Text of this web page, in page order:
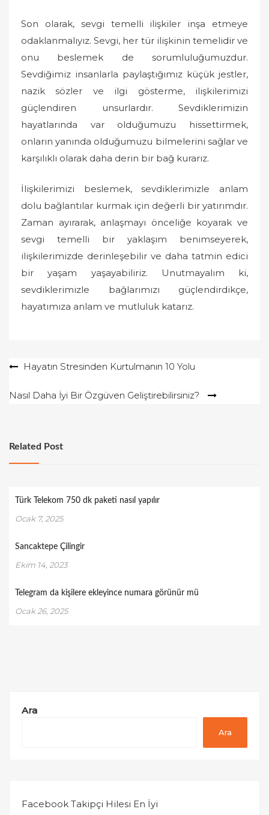
Son olarak, sevgi temelli ilişkiler inşa etmeye
odaklanmalıyız. Sevgi, her tür ilişkinin temelidir ve
onu beslemek de sorumluluğumuzdur.
Sevdiğimiz insanlarla paylaştığımız küçük jestler,
nazik sözler ve ilgi gösterme, ilişkilerimizi
güçlendiren unsurlardır. Sevdiklerimizin
hayatlarında var olduğumuzu hissettirmek,
onların yanında olduğumuzu bilmelerini sağlar ve
karşılıklı olarak daha derin bir bağ kurarız.
İlişkilerimizi beslemek, sevdiklerimizle anlam
dolu bağlantılar kurmak için değerli bir yatırımdır.
Zaman ayırarak, anlaşmayı önceliğe koyarak ve
sevgi temelli bir yaklaşım benimseyerek,
ilişkilerimizde derinleşebilir ve daha tatmin edici
bir yaşam yaşayabiliriz. Unutmayalım ki,
sevdiklerimizle bağlarımızı güçlendirdikçe,
hayatımıza anlam ve mutluluk katarız.
YazıHayatın Stresinden Kurtulmanın 10 Yolu
Nasıl Daha İyi Bir Özgüven Geliştirebilirsiniz?
Related Post
Türk Telekom 750 dk paketi nasıl yapılır
Ocak 7, 2025
Sancaktepe Çilingir
Ekim 14, 2023
Telegram da kişilere ekleyince numara görünür mü
Ocak 26, 2025
Ara
Ara
Facebook Takipçi Hilesi En İyi